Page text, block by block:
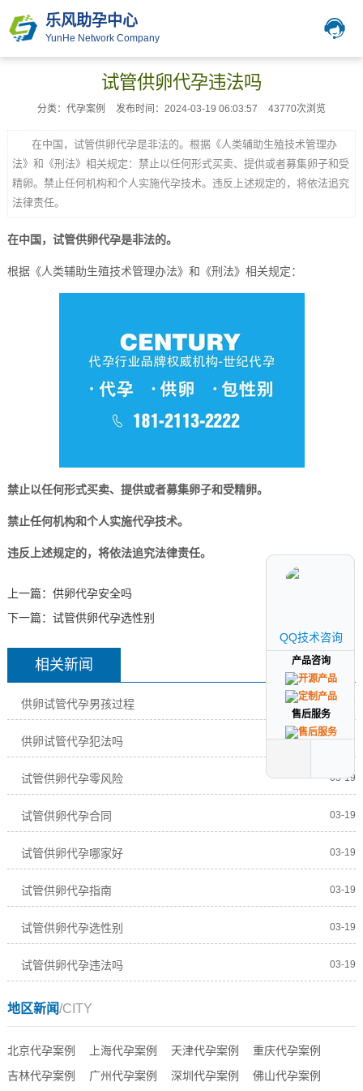
乐风助孕中心
YunHe Network Company
试管供卵代孕违法吗
分类：代孕案例 发布时间：2024-03-19 06:03:57 43770次浏览
在中国，试管供卵代孕是非法的。根据《人类辅助生殖技术管理办
法》和《刑法》相关规定：禁止以任何形式买卖、提供或者募集卵子和受
精卵。禁止任何机构和个人实施代孕技术。违反上述规定的，将依法追究
法律责任。
在中国，试管供卵代孕是非法的。
根据《人类辅助生殖技术管理办法》和《刑法》相关规定：
禁止以任何形式买卖、提供或者募集卵子和受精卵。
禁止任何机构和个人实施代孕技术。
违反上述规定的，将依法追究法律责任。
上一篇： 供卵代孕安全吗
下一篇： 试管供卵代孕选性别
相关新闻
供卵试管代孕男孩过程 03-19
供卵试管代孕犯法吗 03-19
试管供卵代孕零风险 03-19
试管供卵代孕合同 03-19
试管供卵代孕哪家好 03-19
试管供卵代孕指南 03-19
试管供卵代孕选性别 03-19
试管供卵代孕违法吗 03-19
地区新闻/CITY
北京代孕案例 上海代孕案例 天津代孕案例
重庆代孕案例
吉林代孕案例
广州代孕案例 深圳代孕案例 佛山代孕案例
QQ技术咨询
产品咨询
售后服务
QQ技术咨询
产品咨询
售后服务